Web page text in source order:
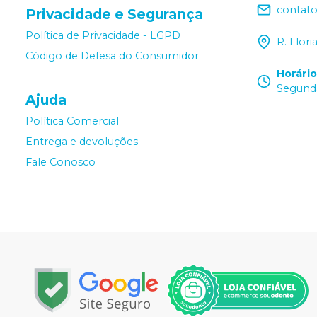
Privacidade e Segurança
Política de Privacidade - LGPD
Código de Defesa do Consumidor
Ajuda
Política Comercial
Entrega e devoluções
Fale Conosco
R.